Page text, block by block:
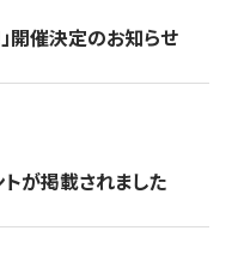
開催決定のお知らせ
が掲載されました